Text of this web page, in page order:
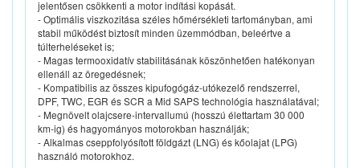
jelentősen csökkenti a motor indítási kopását.
- Optimális viszkozitása széles hőmérsékleti tartományban, ami
stabil működést biztosít minden üzemmódban, beleértve a
túlterheléseket is;
- Magas termooxidatív stabilitásának köszönhetően hatékonyan
ellenáll az öregedésnek;
- Kompatibilis az összes kipufogógáz-utókezelő rendszerrel,
DPF, TWC, EGR és SCR a Mid SAPS technológia használatával;
- Megnövelt olajcsere-intervallumú (hosszú élettartam 30 000
km-ig) és hagyományos motorokban használják;
- Alkalmas cseppfolyósított földgázt (LNG) és kőolajat (LPG)
használó motorokhoz.